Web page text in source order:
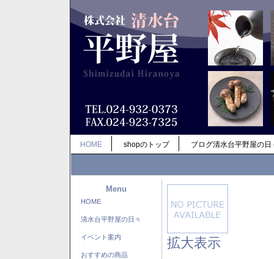
HOME shopのトップ ブログ清水台平野屋の日
Menu
HOME
清水台平野屋の日々
イベント案内
おすすめの商品
拡大表示